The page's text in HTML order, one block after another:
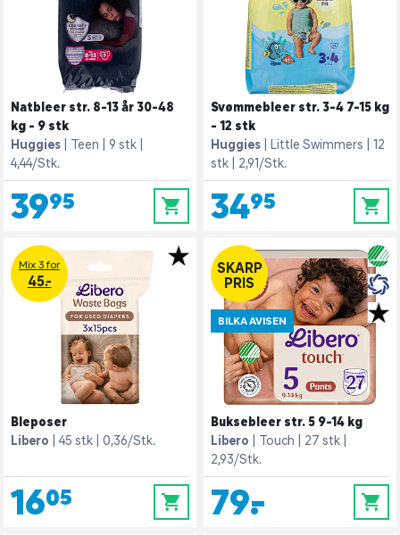
Natbleer str. 8-13 år 30-48
kg - 9 stk
Huggies
Teen
9 stk
4,44/Stk.
39,95 0
Svømmebleer str. 3-4 7-15 kg
- 12 stk
Huggies
Little Swimmers
12
stk
2,91/Stk.
34,95 0
Mix 3 for
45.-
Bleposer
Libero
45 stk 0,36/Stk.
16,05 0
SKARP
PRIS
BILKA AVISEN
Buksebleer str. 5 9-14 kg
Libero
Touch
27 stk
2,93/Stk.
79,- 0